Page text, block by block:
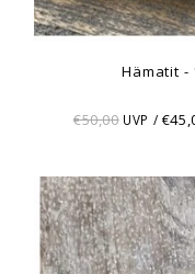
Hämatit -
€50,00 UVP /